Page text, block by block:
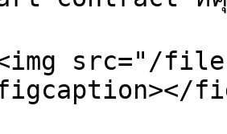
src="/files/